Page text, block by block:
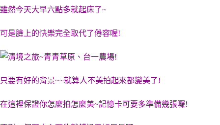
雖然今天大早六點多就起床了~
可是臉上的快樂完全取代了倦容喔!
只要有好的背景~~就算人不美拍起來都變美了!
在這裡保證你怎麼拍怎麼美~記憶卡可要多準備幾張囉!